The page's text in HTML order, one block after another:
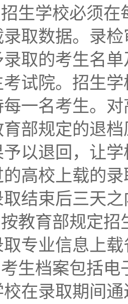
招生学校必须
录取数据。录
取的考生名
试院。招生
一名考生。
部规定的退
以退回，让
高校上载的
结束后三天
按教育部规定
专业信息上
考生档案包括
校在录取期间